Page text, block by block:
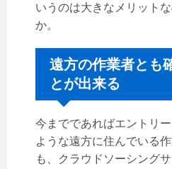
いうのは大きなメリット
か。
遠方の作業者とも
とが出来る
今までであればエントリ
ような遠方に住んでいる
も、クラウドソーシング